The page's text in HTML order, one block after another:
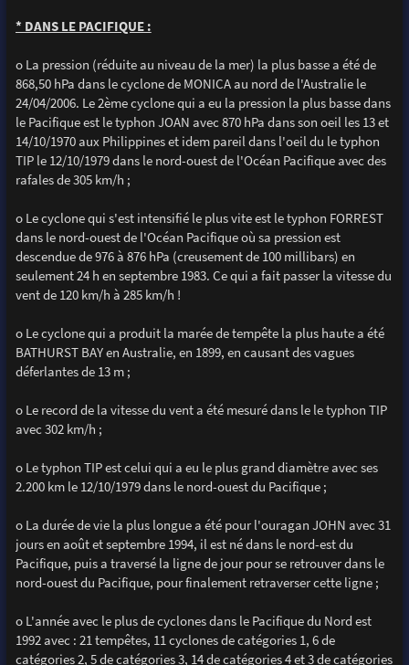
* DANS LE PACIFIQUE :
o La pression (réduite au niveau de la mer) la plus basse a été de
868,50 hPa dans le cyclone de MONICA au nord de l'Australie le
24/04/2006. Le 2ème cyclone qui a eu la pression la plus basse dans
le Pacifique est le typhon JOAN avec 870 hPa dans son oeil les 13 et
14/10/1970 aux Philippines et idem pareil dans l'oeil du le typhon
TIP le 12/10/1979 dans le nord-ouest de l'Océan Pacifique avec des
rafales de 305 km/h ;
o Le cyclone qui s'est intensifié le plus vite est le typhon FORREST
dans le nord-ouest de l'Océan Pacifique où sa pression est
descendue de 976 à 876 hPa (creusement de 100 millibars) en
seulement 24 h en septembre 1983. Ce qui a fait passer la vitesse du
vent de 120 km/h à 285 km/h !
o Le cyclone qui a produit la marée de tempête la plus haute a été
BATHURST BAY en Australie, en 1899, en causant des vagues
déferlantes de 13 m ;
o Le record de la vitesse du vent a été mesuré dans le le typhon TIP
avec 302 km/h ;
o Le typhon TIP est celui qui a eu le plus grand diamètre avec ses
2.200 km le 12/10/1979 dans le nord-ouest du Pacifique ;
o La durée de vie la plus longue a été pour l'ouragan JOHN avec 31
jours en août et septembre 1994, il est né dans le nord-est du
Pacifique, puis a traversé la ligne de jour pour se retrouver dans le
nord-ouest du Pacifique, pour finalement retraverser cette ligne ;
o L'année avec le plus de cyclones dans le Pacifique du Nord est
1992 avec : 21 tempêtes, 11 cyclones de catégories 1, 6 de
catégories 2, 5 de catégories 3, 14 de catégories 4 et 3 de catégories